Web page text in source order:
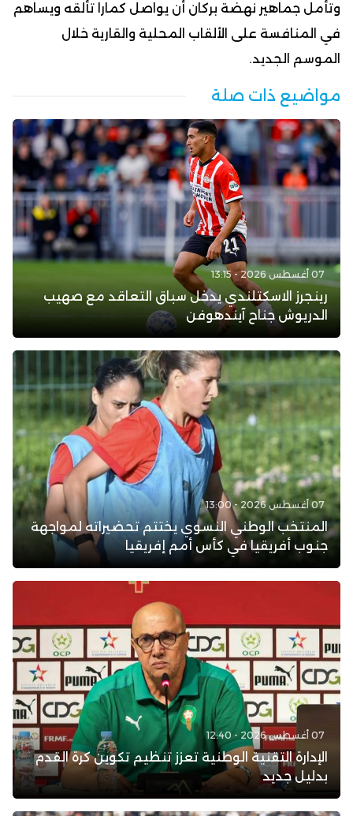
وتأمل جماهير نهضة بركان أن يواصل كمارا تألقه ويساهم
في المنافسة على الألقاب المحلية والقارية خلال
الموسم الجديد.
مواضيع ذات صلة
07 أغسطس 2026 - 13:15
رينجرز الاسكتلندي يدخل سباق التعاقد مع صهيب
الدريوش جناح آيندهوفن
07 أغسطس 2026 - 13:00
المنتخب الوطني النسوي يختتم تحضيراته لمواجهة
جنوب أفريقيا في كأس أمم إفريقيا
07 أغسطس 2026 - 12:40
الإدارة التقنية الوطنية تعزز تنظيم تكوين كرة القدم
بدليل جديد